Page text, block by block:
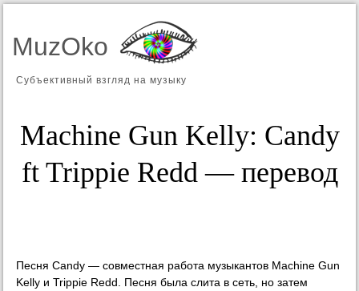
MuzOko
Субъективный взгляд на музыку
Machine Gun Kelly: Candy
ft Trippie Redd — перевод
Песня Candy — совместная работа музыкантов Machine Gun
Kelly и Trippie Redd. Песня была слита в сеть, но затем